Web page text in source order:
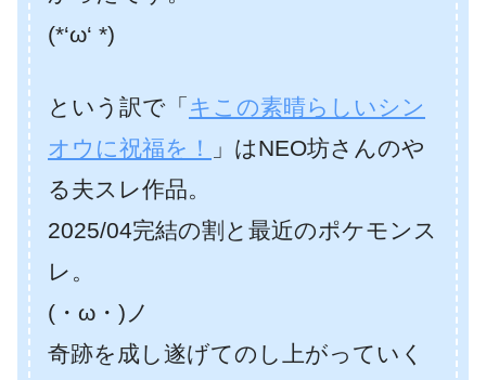
(*‘ω‘ *)
という訳で「 キこの素晴らしいシン
オウに祝福を！
」はNEO坊さんのや
る夫スレ作品。
2025/04完結の割と最近のポケモンス
レ。
(・ω・)ノ
奇跡を成し遂げてのし上がっていく